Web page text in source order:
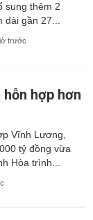
sung thêm 2
gần 27...
trước
hợp hơn
Vĩnh Lương,
tỷ đồng vừa
Hòa trình...